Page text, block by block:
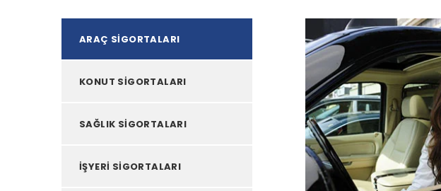
ARAÇ SİGORTALARI
KONUT SİGORTALARI
SAĞLIK SİGORTALARI
İŞYERİ SİGORTALARI